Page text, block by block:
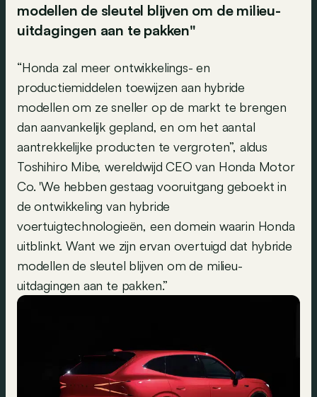
modellen de sleutel blijven om de milieu-
uitdagingen aan te pakken"
“Honda zal meer ontwikkelings- en
productiemiddelen toewijzen aan hybride
modellen om ze sneller op de markt te brengen
dan aanvankelijk gepland, en om het aantal
aantrekkelijke producten te vergroten”, aldus
Toshihiro Mibe, wereldwijd CEO van Honda Motor
Co. 'We hebben gestaag vooruitgang geboekt in
de ontwikkeling van hybride
voertuigtechnologieën, een domein waarin Honda
uitblinkt. Want we zijn ervan overtuigd dat hybride
modellen de sleutel blijven om de milieu-
uitdagingen aan te pakken.”